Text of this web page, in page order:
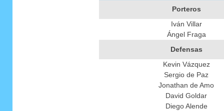
Porteros
Iván Villar
Ángel Fraga
Defensas
Kevin Vázquez
Sergio de Paz
Jonathan de Amo
David Goldar
Diego Alende